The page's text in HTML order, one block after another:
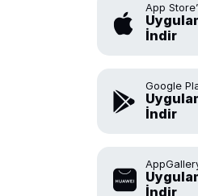
App
İndir
Google
İndir
İndir